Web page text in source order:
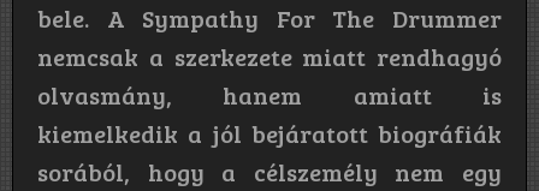
bele. A Sympathy For The Drummer
nemcsak a szerkezete miatt rendhagyó
olvasmány, hanem amiatt is
kiemelkedik a jól bejáratott biográfiák
sorából, hogy a célszemély nem egy